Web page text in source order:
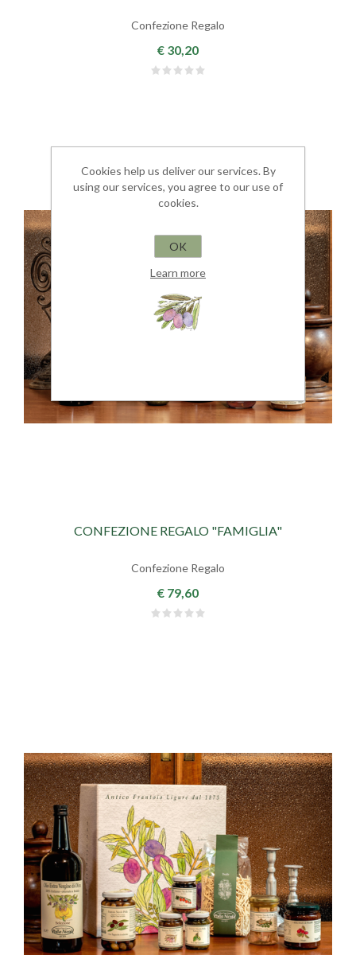
Confezione Regalo
€ 30,20
CONFEZIONE REGALO "FAMIGLIA"
Confezione Regalo
€ 79,60
Cookies help us deliver our services. By
using our services, you agree to our use of
cookies.
OK
Learn more